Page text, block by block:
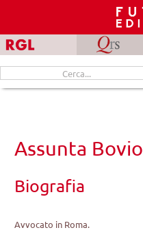
content
Cerca
per:
Assunta Bovio
Biografia
Avvocato in Roma.